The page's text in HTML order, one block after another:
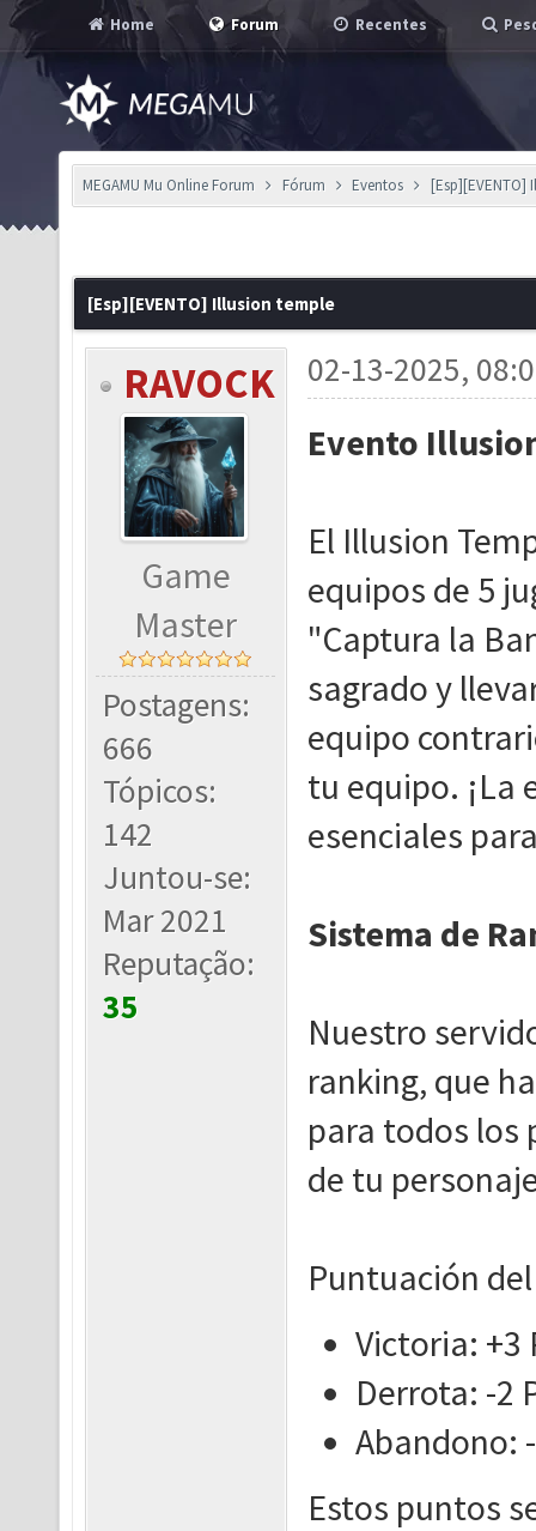
Home Forum Recentes
MEGAMU Mu Online Forum Fórum Eventos [Esp][EVENTO]
[Esp][EVENTO] Illusion temple
RAVOCK
Game
Master
Postagens:
666
Tópicos:
142
Juntou-se:
Mar 2021
Reputação:
35
02-13-2025,
Evento
El Illusion
equipos de 5
"Captura la
sagrado y
equipo
tu equipo. ¡La
esenciales
Sistema de
Nuestro
ranking, que
para todos los
de tu
Puntuación
Victoria: +3
Derrota: -2
Abandono:
Estos puntos